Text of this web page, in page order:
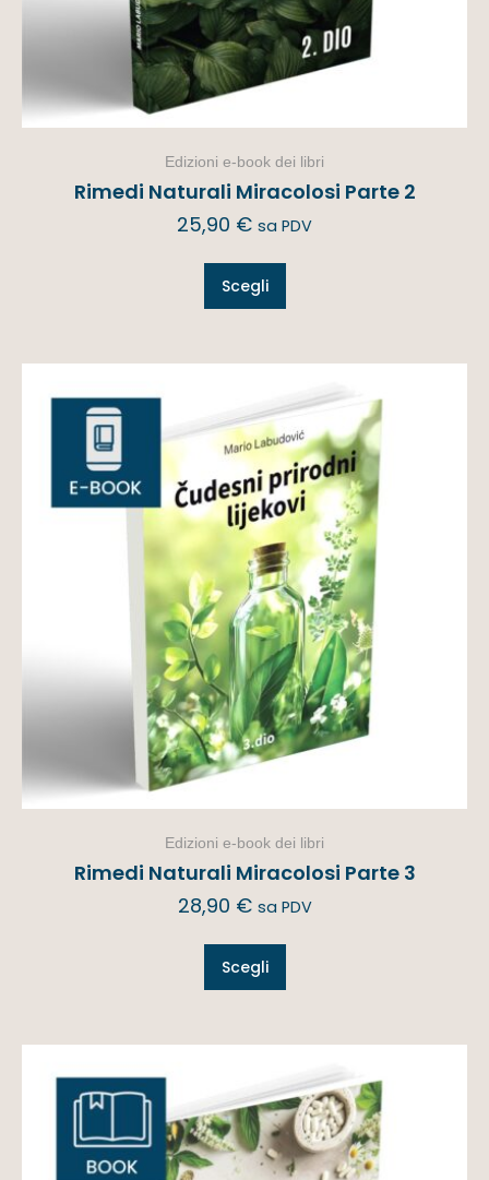
Edizioni e-book dei libri
Rimedi Naturali Miracolosi Parte 2
25,90 € sa PDV
Scegli
Edizioni e-book dei libri
Rimedi Naturali Miracolosi Parte 3
28,90 € sa PDV
Scegli